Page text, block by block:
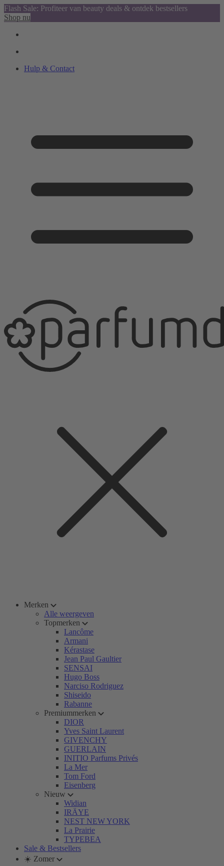
Flash Sale: Profiteer van beauty deals & ontdek bestsellers
Shop nu
Hulp & Contact
Merken
Alle weergeven
Topmerken
Lancôme
Armani
Kérastase
Jean Paul Gaultier
SENSAI
Hugo Boss
Narciso Rodriguez
Shiseido
Rabanne
Premiummerken
DIOR
Yves Saint Laurent
GIVENCHY
GUERLAIN
INITIO Parfums Privés
La Mer
Tom Ford
Eisenberg
Nieuw
Widian
IRÄYE
NEST NEW YORK
La Prairie
TYPEBEA
Sale & Bestsellers
☀️ Zomer